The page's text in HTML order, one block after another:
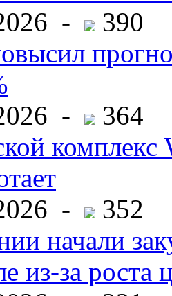
-
390
-
364
комплекс
-
352
начали
из-за роста